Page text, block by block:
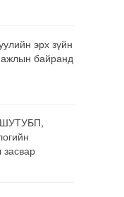
эрх зүйн
ажлын байранд
ШУТУБП,
засвар